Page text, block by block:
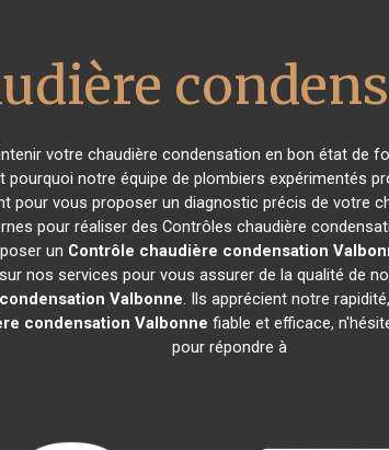
votre chaudière condensation en bon état de
notre équipe de plombiers expérimentés
pour vous proposer un diagnostic précis de votre
pour réaliser des Contrôles chaudière
un Contrôle chaudière condensation
nos services pour vous assurer de la qualité de
Valbonne. Ils apprécient notre
condensation Valbonne fiable et efficace,
pour répondre à